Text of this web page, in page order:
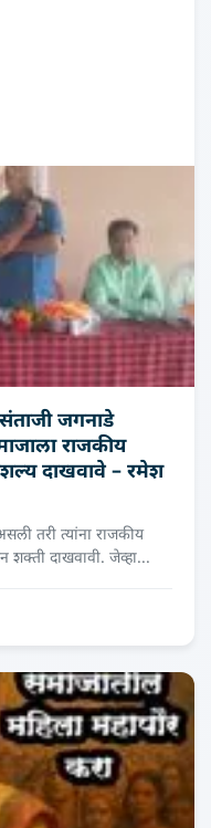
जगनाडे
राजकीय
दाखवावे – रमेश
तरी त्यांना राजकीय
शक्ती दाखवावी. जेव्हा...